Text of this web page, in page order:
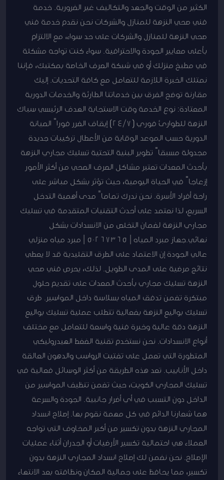
الكثير من الوقت والجهد والتكاليف غير الضرورية. خدمة
فني صحي النزهة للمنازل والشركات نحن نقدم خدمة فني
صحي النزهة للمنازل والشركات على حد سواء، مع الالتزام
بأعلى معايير الجودة والاحترافية. سواء كنت تواجه مشكلة
في مطبخ منزلك أو في شبكة الصرف الخاصة بمكتبك، فإننا
نمتلك الخبرة اللازمة للتعامل مع كافة التحديات. إليك
مقارنة توضح الفرق بين خدماتنا الطارئة والخدمات الدورية
المعتادة: نوع الخدمة وقت الاستجابة الهدف الرئيسي سباك
النزهة للطوارئ فوري (24/7) إيقاف الضرر فوراً الصيانة
الدورية حسب الموعد الوقاية من الأعطال تركيبات جديدة
مجدولة مسبقاً تطوير البنية التحتية تسليك مجاري النزهة
بأحدث المعدات تعتبر مشاكل الصرف الصحي من أكثر الأمور
إزعاجاً في الحياة اليومية، حيث تؤثر بشكل مباشر على
راحة أفراد الأسرة. نحن ندرك تماماً مدى أهمية التدخل
السريع، لذا نعتمد على أحدث التقنيات المتقدمة في تسليك
مجاري النزهة لضمان التخلص من الانسدادات بشكل
نهائي.جهاز مبرد المياه | 50267365 | مبرد مياه منزلي
عالي الجودة إن الاعتماد على الطرق التقليدية قد لا يعطي
نتائج مرضية على المدى الطويل. لذلك، يحرص فني صحي
النزهة تسليك مجاري بأحدث المعدات على تقديم حلول
مبتكرة تضمن تدفق المياه بسلاسة داخل المواسير. طرق
تسليك بواليع النزهة بفعالية تتطلب عملية تسليك بواليع
النزهة دقة عالية وخبرة فنية واسعة للتعامل مع مختلف
أنواع الانسدادات. نحن نستخدم تقنية الضغط الهيدروليكي
المتطورة التي تعمل على تفتيت الرواسب والدهون العالقة
داخل الأنابيب. تعد هذه الطريقة من أكثر الوسائل فعالية في
تسليك المجاري الكويت، حيث تضمن تنظيف المواسير من
الداخل دون التسبب في أي أضرار جانبية. الجودة والسرعة
هما شعارنا الدائم في كل مهمة نقوم بها. إصلاح انسداد
المجاري النزهة بدون تكسير من أكبر المخاوف التي تواجه
العملاء هي احتمالية تكسير الأرضيات أو الجدران أثناء عمليات
الإصلاح. نحن نضمن لك إصلاح انسداد المجاري النزهة بدون
تكسير، مما يحافظ على جمالية المكان ونظافته بعد الانتهاء